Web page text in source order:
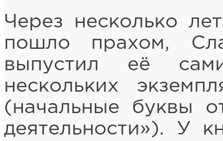
Через несколько
пошло прахом,
выпустил её
нескольких
(начальные буквы
деятельности»). У